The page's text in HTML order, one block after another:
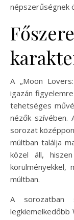
népszerűségnek
A „Moon
igazán
tehetséges
nézők szívében.
sorozat
múltban találja
közel áll,
körülményekkel,
múltban.
A sorozatban
legkiemelkedőbb